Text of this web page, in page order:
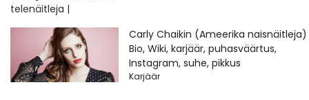
Carly Chaikin (Ameerika naisnäitleja)
Bio, Wiki, karjäär, puhasväärtus,
Instagram, suhe, pikkus
Karjäär